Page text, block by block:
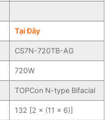
Tại Đây
CS7N-720TB-AG
720W
TOPCon N-type Bifacial
132 [2 × (11 × 6)]